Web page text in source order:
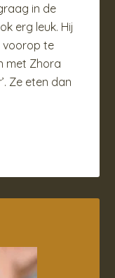
in de
erg leuk. Hij
voorop te
met Zhora
Ze eten dan